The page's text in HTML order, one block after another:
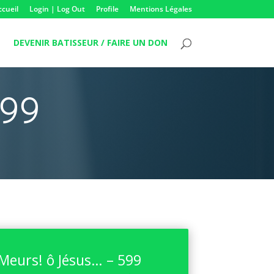
Login | Log Out Profile Mentions Légales
DEVENIR BATISSEUR / FAIRE UN DON
ô Jésus… – 599